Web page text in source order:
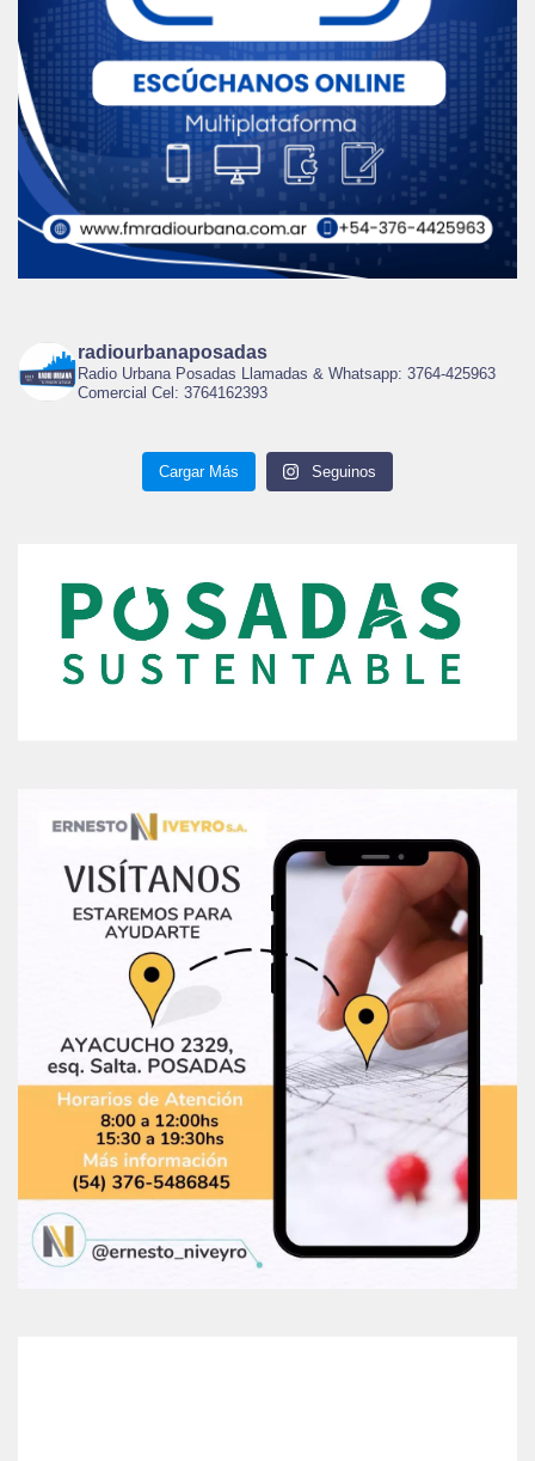
radiourbanaposadas
Radio Urbana Posadas Llamadas & Whatsapp: 3764-425963
Comercial Cel: 3764162393
Cargar Más Seguinos